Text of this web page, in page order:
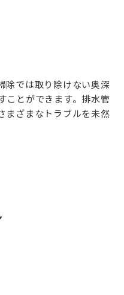
除では取り除けない奥深
ことができます。排水管
まざまなトラブルを未然